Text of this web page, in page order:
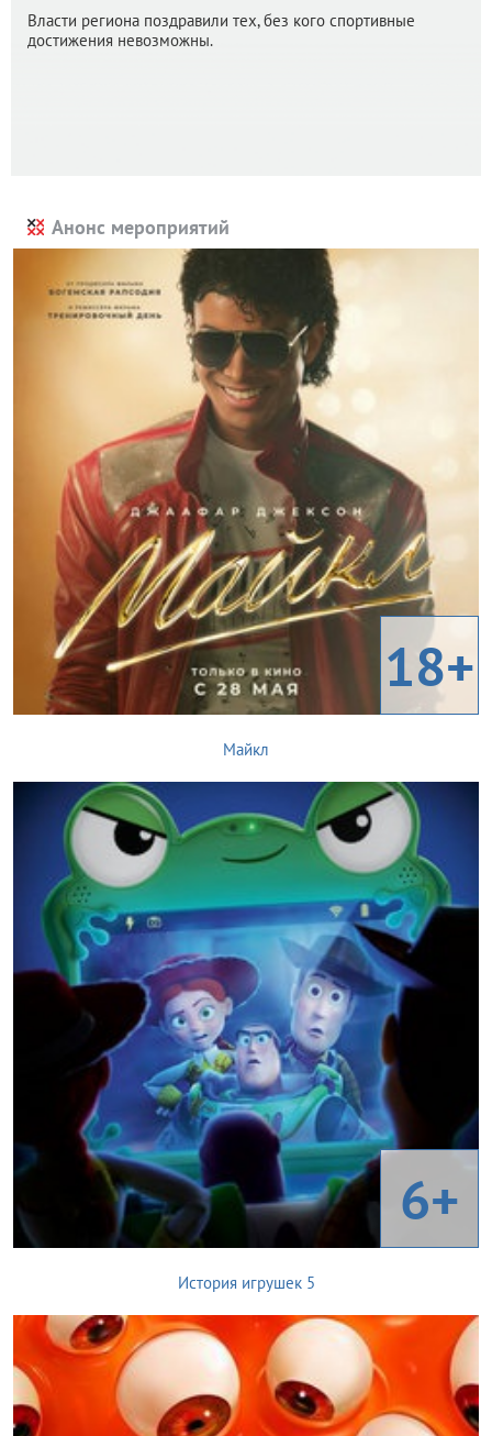
Власти региона поздравили тех, без кого спортивные
достижения невозможны.
Анонс мероприятий
18+
Майкл
6+
История игрушек 5